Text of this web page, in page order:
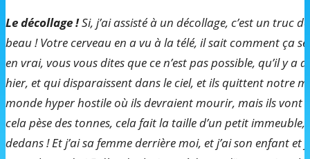
Le décollage !Si, j’ai assisté à un décollage, c’est un truc
beau ! Votre cerveau en a vu à la télé, il sait comment ça
en vrai, vous vous dites que ce n’est pas possible, qu’il y a
hier, et qui disparaissent dans le ciel, et ils quittent notre
monde hyper hostile où ils devraient mourir, mais ils vont
cela pèse des tonnes, cela fait la taille d’un petit immeuble,
dedans ! Et j’ai sa femme derrière moi, et j’ai son enfant et